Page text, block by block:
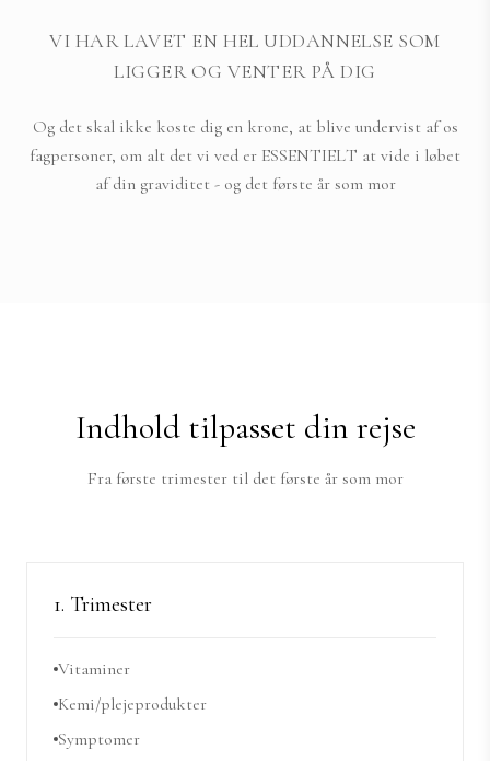
VI HAR LAVET EN HEL UDDANNELSE SOM
LIGGER OG VENTER PÅ DIG
Og det skal ikke koste dig en krone, at blive undervist af os
fagpersoner, om alt det vi ved er ESSENTIELT at vide i løbet
af din graviditet - og det første år som mor
Indhold tilpasset din rejse
Fra første trimester til det første år som mor
1. Trimester
Vitaminer
Kemi/plejeprodukter
Symptomer